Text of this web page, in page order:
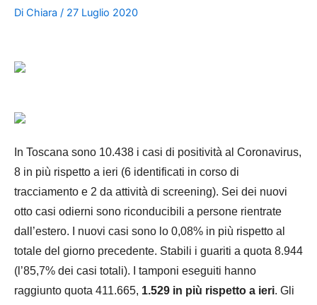
Di Chiara / 27 Luglio 2020
In Toscana sono 10.438 i casi di positività al Coronavirus,
8 in più rispetto a ieri (6 identificati in corso di
tracciamento e 2 da attività di screening). Sei dei nuovi
otto casi odierni sono riconducibili a persone rientrate
dall’estero. I nuovi casi sono lo 0,08% in più rispetto al
totale del giorno precedente. Stabili i guariti a quota 8.944
(l’85,7% dei casi totali). I tamponi eseguiti hanno
raggiunto quota 411.665, 1.529 in più rispetto a ieri. Gli